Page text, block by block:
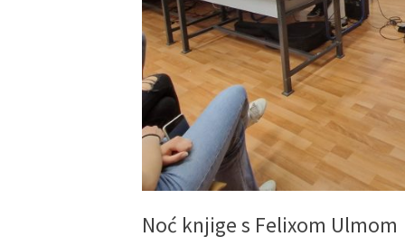
Noć knjige s Felixom Ulmom